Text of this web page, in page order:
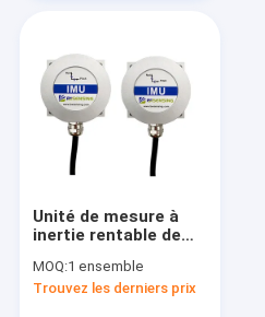
Unité de mesure à
inertie rentable de
IMU
RS232/RS485/TTL
MOQ:1 ensemble
Trouvez les derniers prix